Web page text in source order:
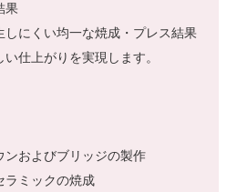
果
にくい均一な焼成・プレス結果
仕上がりを実現します。
ンおよびブリッジの製作
ラミックの焼成